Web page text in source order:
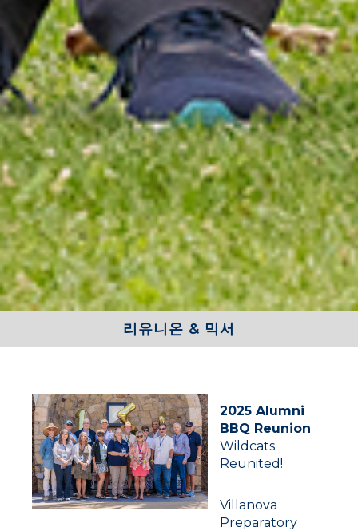
리유니온 & 믹서
2025 Alumni
BBQ Reunion
Wildcats
Reunited!
Villanova
Preparatory